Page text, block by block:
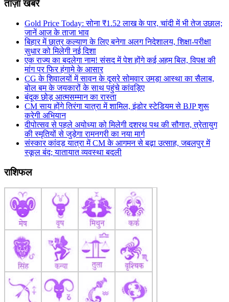
ताज़ा खबरें
Gold Price Today: सोना ₹1.52 लाख के पार, चांदी में भी तेज उछाल;
जानें आज के ताजा भाव
बिहार में छात्र कल्याण के लिए बनेगा अलग निदेशालय, शिक्षा-परीक्षा
सुधार को मिलेगी नई दिशा
एक राज्य का बदलेगा नाम! संसद में पेश होंगे कई अहम बिल, विपक्ष की
मांग पर फिर हंगामे के आसार
CG के शिवालयों में सावन के दूसरे सोमवार उमड़ा आस्था का सैलाब,
बोल बम के जयकारों के साथ पहुंचे कांवड़िए
​बंदूक छोड़ आत्मसम्मान का रास्ता
CM साय होंगे तिरंगा यात्रा में शामिल, इंडोर स्टेडियम से BJP शुरू
करेगी अभियान
दीपोत्सव से पहले अयोध्या को मिलेगी दशरथ पथ की सौगात, त्रेतायुग
की स्मृतियों से जुड़ेगा रामनगरी का नया मार्ग
संस्कार कांवड़ यात्रा में CM के आगमन से बढ़ा उत्साह, जबलपुर में
स्कूल बंद; यातायात व्यवस्था बदली
राशिफल